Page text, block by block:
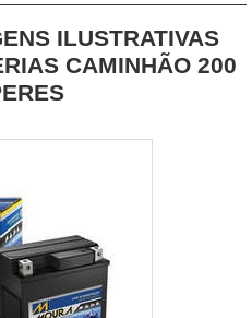
ILUSTRATIVAS
CAMINHÃO 200